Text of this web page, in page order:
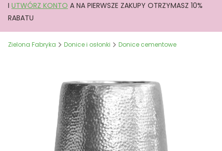
I UTWÓRZ KONTO A NA PIERWSZE ZAKUPY OTRZYMASZ 10%
RABATU
Zielona Fabryka Donice i osłonki Donice cementowe